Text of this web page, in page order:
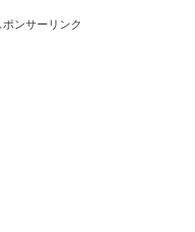
ポンサーリンク